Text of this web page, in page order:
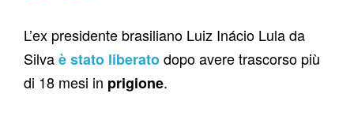
L’ex presidente brasiliano Luiz Inácio Lula da
Silvaè stato liberatodopo avere trascorso più
di 18 mesi in prigione.